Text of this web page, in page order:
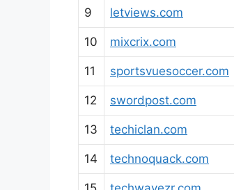
9 letviews.com
10 mixcrix.com
11 sportsvuesoccer.com
12 swordpost.com
13 techiclan.com
14 technoquack.com